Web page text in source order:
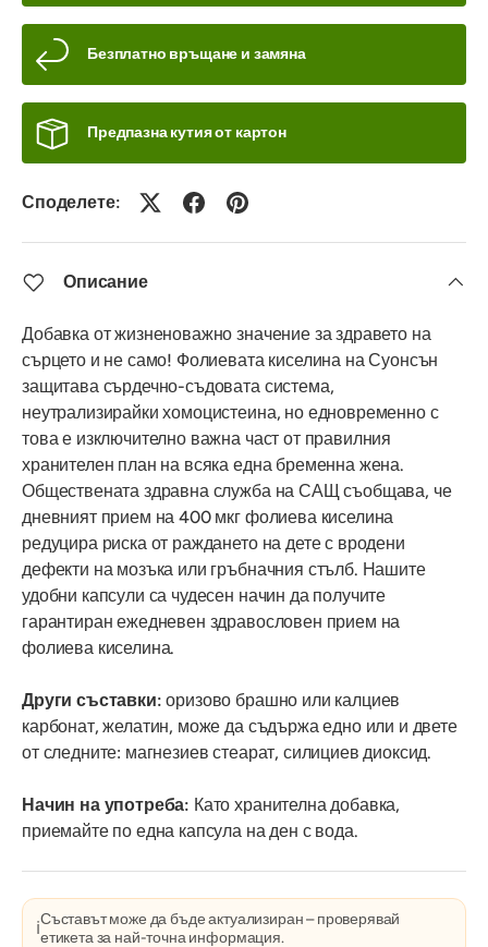
Безплатно връщане и замяна
Предпазна кутия от картон
Споделете:
Описание
Добавка от жизненоважно значение за здравето на
сърцето и не само! Фолиевата киселина на Суонсън
защитава сърдечно-съдовата система,
неутрализирайки хомоцистеина, но едновременно с
това е изключително важна част от правилния
хранителен план на всяка една бременна жена.
Обществената здравна служба на САЩ съобщава, че
дневният прием на 400 мкг фолиева киселина
редуцира риска от раждането на дете с вродени
дефекти на мозъка или гръбначния стълб. Нашите
удобни капсули са чудесен начин да получите
гарантиран ежедневен здравословен прием на
фолиева киселина.
Други съставки: оризово брашно или калциев
карбонат, желатин, може да съдържа едно или и двете
от следните: магнезиев стеарат, силициев диоксид.
Начин на употреба: Като хранителна добавка,
приемайте по една капсула на ден с вода.
ℹ️Съставът може да бъде актуализиран – проверявай
етикета за най-точна информация.